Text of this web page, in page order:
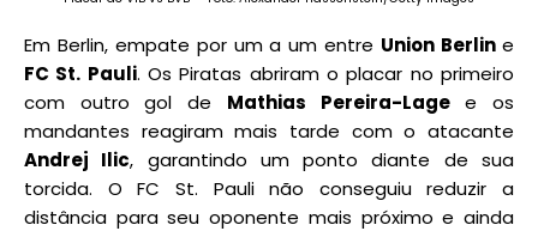
Em Berlin, empate por um a um entre Union Berline
FC St. Pauli. Os Piratas abriram o placar no primeiro
com outro gol de Mathias Pereira-Lagee os
mandantes reagiram mais tarde com o atacante
Andrej Ilic, garantindo um ponto diante de sua
torcida. O FC St. Pauli não conseguiu reduzir a
distância para seu oponente mais próximo e ainda